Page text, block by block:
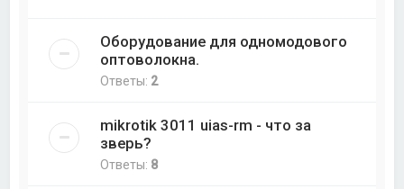
Оборудование для одномодового
оптоволокна.
Ответы: 2
mikrotik 3011 uias-rm - что за
зверь?
Ответы: 8